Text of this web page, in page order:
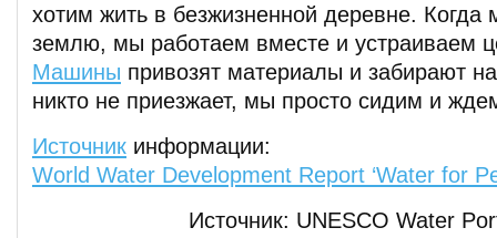
хотим жить в безжизненной деревне.
землю, мы работаем вместе и устраиваем
Машины привозят материалы и забирают
никто не приезжает, мы просто сидим и
Источник информации:
World Water Development Report ‘Water for
Источник: UNESCO Water